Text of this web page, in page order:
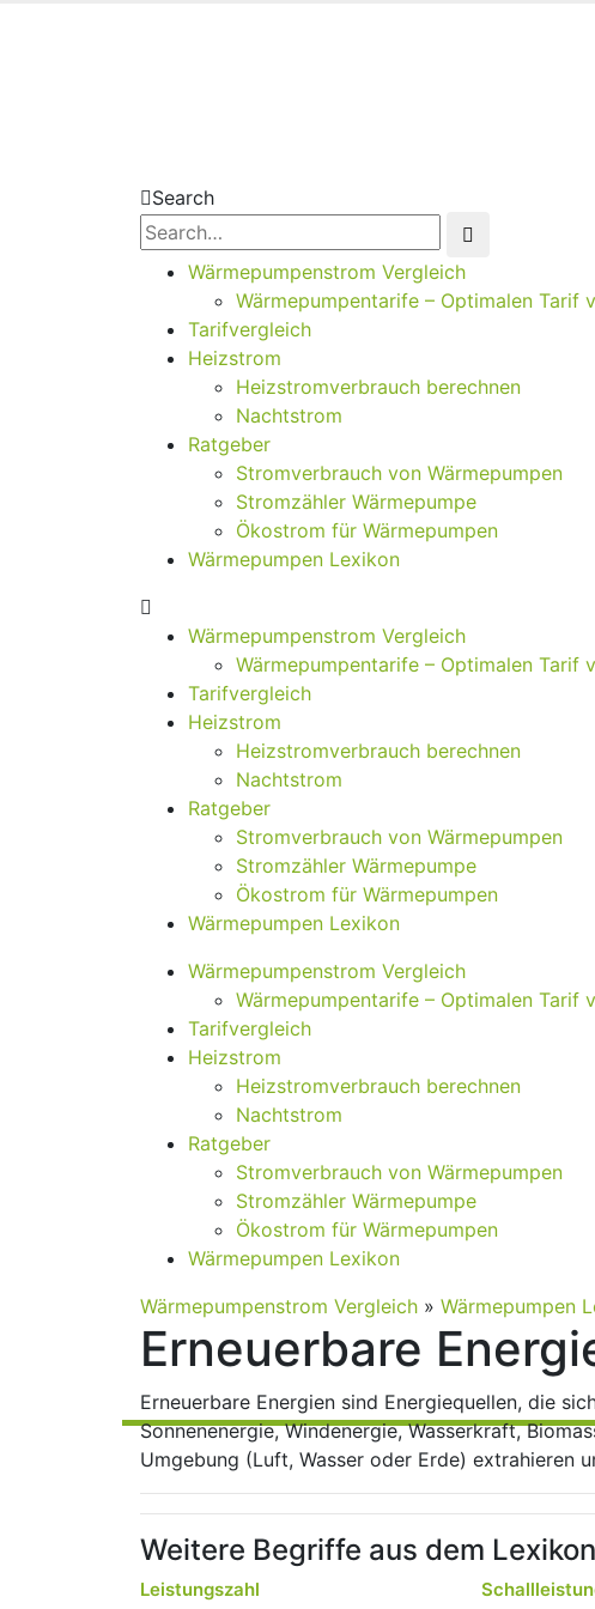
Search
Wärmepumpenstrom Vergleich
Wärmepumpentarife – Optimalen Tarif
Tarifvergleich
Heizstrom
Heizstromverbrauch berechnen
Nachtstrom
Ratgeber
Stromverbrauch von Wärmepumpen
Stromzähler Wärmepumpe
Ökostrom für Wärmepumpen
Wärmepumpen Lexikon
Wärmepumpenstrom Vergleich
Wärmepumpentarife – Optimalen Tarif
Tarifvergleich
Heizstrom
Heizstromverbrauch berechnen
Nachtstrom
Ratgeber
Stromverbrauch von Wärmepumpen
Stromzähler Wärmepumpe
Ökostrom für Wärmepumpen
Wärmepumpen Lexikon
Wärmepumpenstrom Vergleich
Wärmepumpentarife – Optimalen Tarif
Tarifvergleich
Heizstrom
Heizstromverbrauch berechnen
Nachtstrom
Ratgeber
Stromverbrauch von Wärmepumpen
Stromzähler Wärmepumpe
Ökostrom für Wärmepumpen
Wärmepumpen Lexikon
Wärmepumpenstrom Vergleich » Wärmepumpen
Erneuerbare
Erneuerbare Energien sind Energiequellen, die
Sonnenenergie, Windenergie, Wasserkraft,
Umgebung (Luft, Wasser oder Erde) extrahieren
Weitere Begriffe aus dem
Leistungszahl